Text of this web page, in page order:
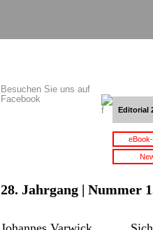
Besuchen Sie uns auf
Facebook
Editorial
28. Jahrgang | Nummer